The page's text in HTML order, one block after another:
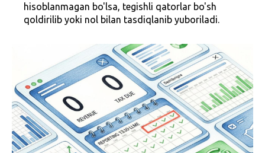
hisoblanmagan bo'lsa, tegishli qatorlar bo'sh
qoldirilib yoki nol bilan tasdiqlanib yuboriladi.